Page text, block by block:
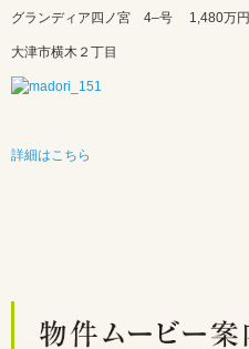
グランディア四ノ宮 4–号 1,480万円
大津市横木２丁目
詳細はこちら